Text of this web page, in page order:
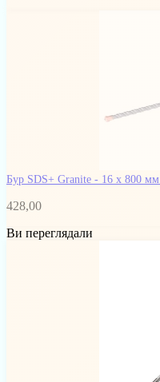
Бур SDS+ Granite - 16 x 800 мм
428,00
Ви переглядали